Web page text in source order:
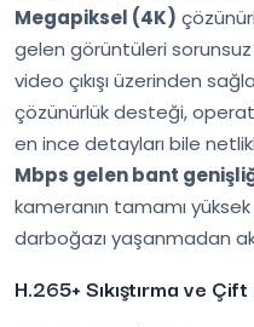
Megapiksel (4K)
gelen görüntüleri sorunsuz
video çıkışı üzerinden
çözünürlük desteği,
en ince detayları bile
Mbps gelen bant
kameranın tamamı
darboğazı yaşanmadan
H.265+ Sıkıştırma ve